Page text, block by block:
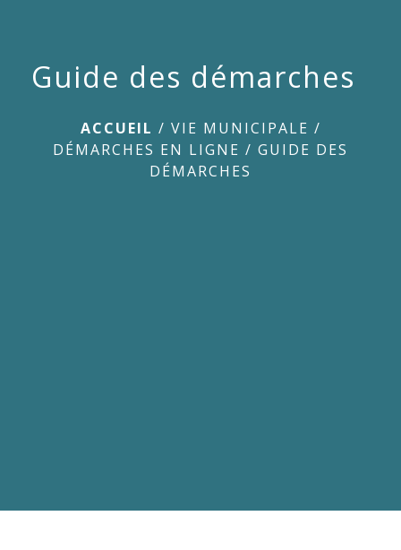
Guide des démarches
ACCUEIL / VIE MUNICIPALE /
DÉMARCHES EN LIGNE / GUIDE DES
DÉMARCHES